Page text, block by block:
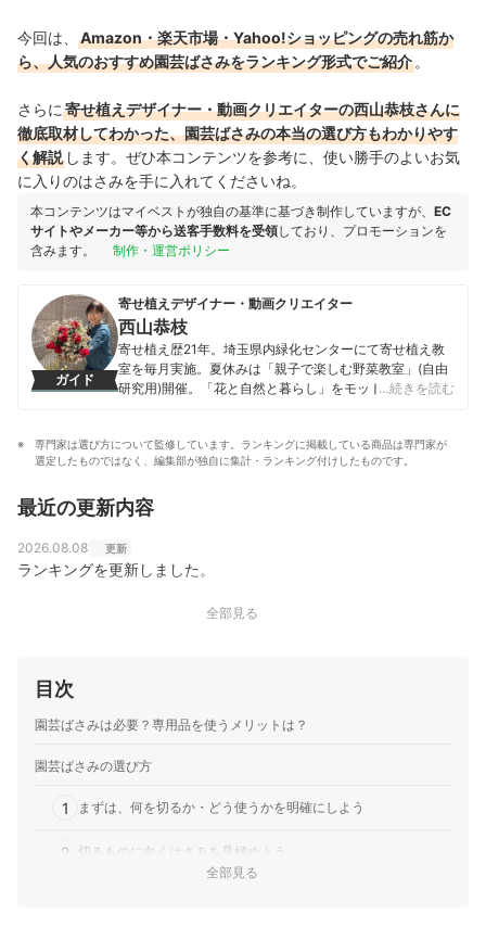
今回は、
Amazon・楽天市場・Yahoo!ショッピングの売れ筋か
ら、人気のおすすめ園芸ばさみをランキング形式でご紹介 。
さらに 寄せ植えデザイナー・動画クリエイターの西山恭枝さんに
徹底取材してわかった、園芸ばさみの本当の選び方もわかりやす
く解説 します。ぜひ本コンテンツを参考に、使い勝手のよいお気
に入りのはさみを手に入れてくださいね。
本コンテンツはマイベストが独自の基準に基づき制作していますが、 EC
サイトやメーカー等から送客手数料を受領しており、プロモーションを
含みます。
制作・運営ポリシー
ガイド
寄せ植えデザイナー・動画クリエイター
西山恭枝
寄せ植え歴21年。埼玉県内緑化センターにて寄せ植え教
室を毎月実施。夏休みは「親子で楽しむ野菜教室」(自由
研究用)開催。「花と自然と暮らし」をモットーに庭リフ
年)やYahoo!JAPAN、LINE VOOMにて動画配信中。24年
前、自分が花の知識ゼロから生産者や園芸店運営者にな
寄せ植えを普及。受賞歴2008年日比谷公園ガーデニング
社団法人寄せ植えデザイナー®️協会を設立。
西山恭枝のプロフィール
…続きを読む
専門家は選び方について監修しています。ランキングに掲載している商品は専門家が
選定したものではなく、編集部が独自に集計・ランキング付けしたものです。
最近の更新内容
2026.08.08 更新
ランキングを更新しました。
全部見る
目次
園芸ばさみは必要？専用品を使うメリットは？
園芸ばさみの選び方
1 まずは、何を切るか・どう使うかを明確にしよう
2 切るものに向くはさみを見極めよう
全部見る